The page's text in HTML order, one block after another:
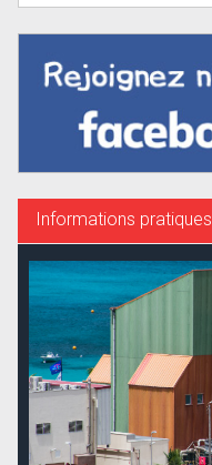
Informations pratiques